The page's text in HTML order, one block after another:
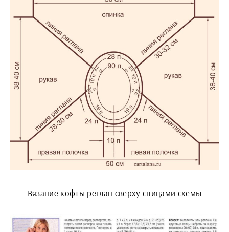
Вязание кофты реглан сверху спицами схемы